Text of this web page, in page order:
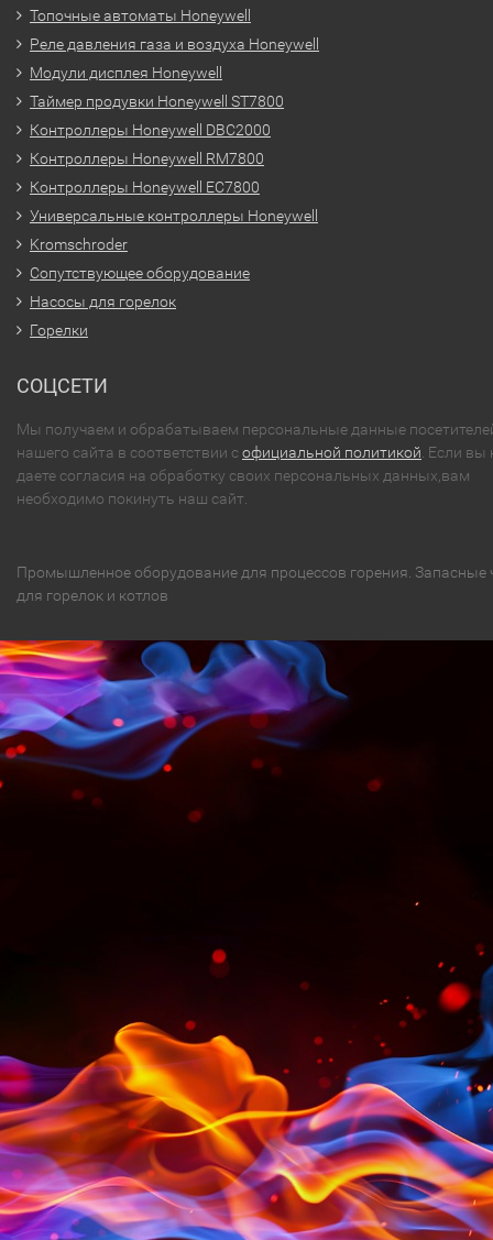
Топочные автоматы Honeywell
Реле давления газа и воздуха Honeywell
Модули дисплея Honeywell
Таймер продувки Honeywell ST7800
Контроллеры Honeywell DBC2000
Контроллеры Honeywell RM7800
Контроллеры Honeywell EC7800
Универсальные контроллеры Honeywell
Kromschroder
Сопутствующее оборудование
Насосы для горелок
Горелки
СОЦСЕТИ
Мы получаем и обрабатываем персональные данные
нашего сайта в соответствии софициальной политикой . Если вы
даете согласия на обработку своих персональных данных,вам
необходимо покинуть наш сайт.
Промышленное оборудование для процессов горения. Запасные
для горелок и котлов